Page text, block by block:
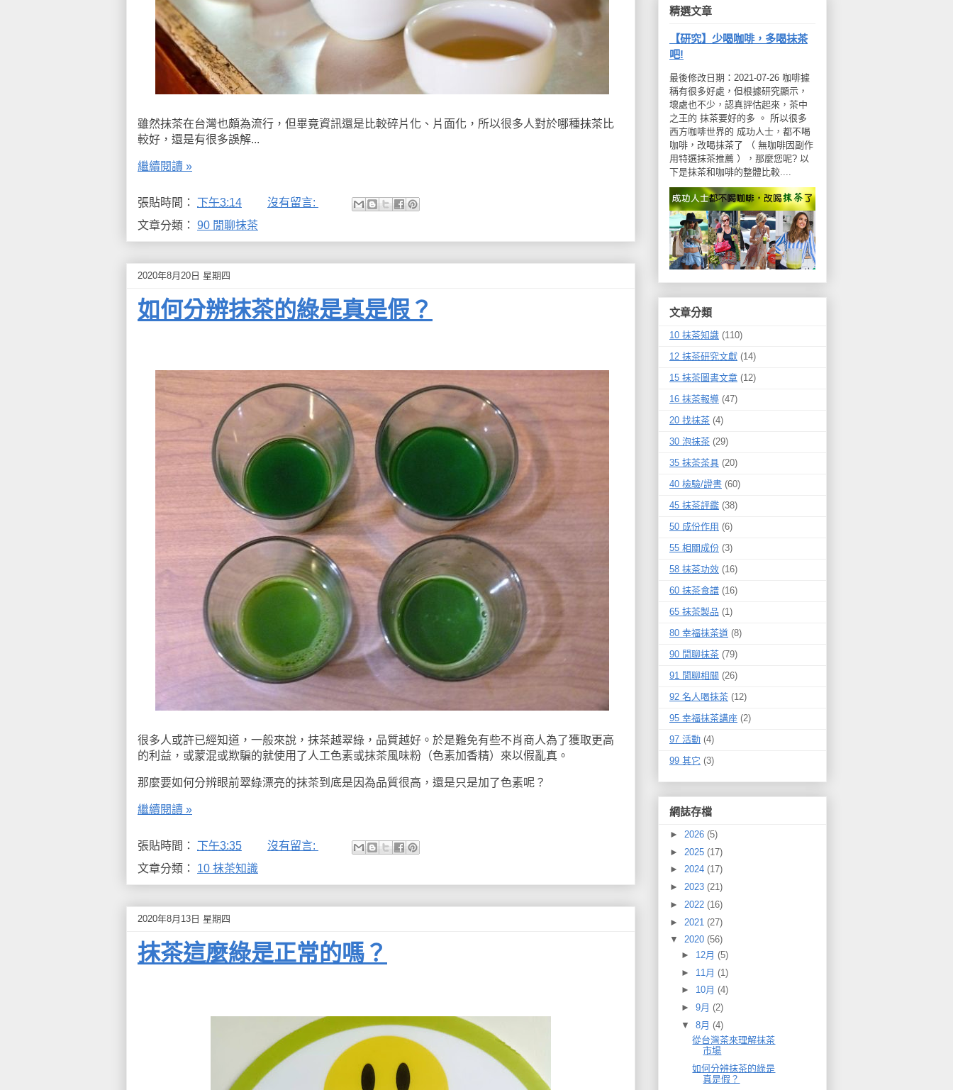
雖然抹茶在台灣也頗為流行，但畢竟資訊還是比較碎片化、片面化，所以很多人對於哪種抹茶比
較好，還是有很多誤解...
繼續閱讀 »
張貼時間： 下午3:14
沒有留言:
文章分類： 90 閒聊抹茶
2020年8月20日 星期四
如何分辨抹茶的綠是真是假？
很多人或許已經知道，一般來說，抹茶越翠綠，品質越好。於是難免有些不肖商人為了獲取更高
的利益，或蒙混或欺騙的就使用了人工色素或抹茶風味粉（色素加香精）來以假亂真。
那麼要如何分辨眼前翠綠漂亮的抹茶到底是因為品質很高，還是只是加了色素呢？
繼續閱讀 »
張貼時間： 下午3:35
沒有留言:
文章分類： 10 抹茶知識
2020年8月13日 星期四
抹茶這麼綠是正常的嗎？
精選文章
【研究】少喝咖啡，多喝抹茶
吧!
最後修改日期：2021-07-26 咖啡據
稱有很多好處，但根據研究顯示，
壞處也不少，認真評估起來，茶中
之王的 抹茶要好的多 。 所以很多
西方咖啡世界的 成功人士，都不喝
咖啡，改喝抹茶了 （ 無咖啡因副作
用特選抹茶推薦 ），那麼您呢? 以
下是抹茶和咖啡的整體比較....
文章分類
10 抹茶知識 (110)
12 抹茶研究文獻 (14)
15 抹茶圖書文章 (12)
16 抹茶報導 (47)
20 找抹茶 (4)
30 泡抹茶 (29)
35 抹茶茶具 (20)
40 檢驗/證書 (60)
45 抹茶評鑑 (38)
50 成份作用 (6)
55 相關成份 (3)
58 抹茶功效 (16)
60 抹茶食譜 (16)
65 抹茶製品 (1)
80 幸福抹茶道 (8)
90 閒聊抹茶 (79)
91 閒聊相關 (26)
92 名人喝抹茶 (12)
95 幸福抹茶講座 (2)
97 活動 (4)
99 其它 (3)
網誌存檔
► 2026 (5)
► 2025 (17)
► 2024 (17)
► 2023 (21)
► 2022 (16)
► 2021 (27)
▼ 2020 (56)
► 12月 (5)
► 11月 (1)
► 10月 (4)
► 9月 (2)
▼ 8月 (4)
從台灣茶來理解抹茶
市場
如何分辨抹茶的綠是
真是假？